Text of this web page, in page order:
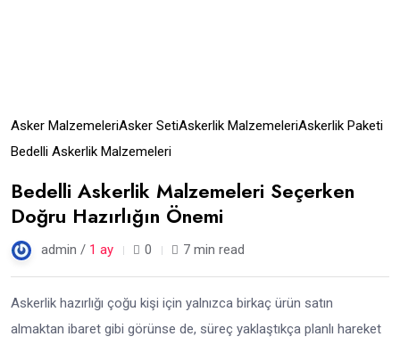
07
Tem
Asker MalzemeleriAsker SetiAskerlik MalzemeleriAskerlik Paketi
Bedelli Askerlik Malzemeleri
Bedelli Askerlik Malzemeleri Seçerken
Doğru Hazırlığın Önemi
admin / 1 ay 0 7 min read
Askerlik hazırlığı çoğu kişi için yalnızca birkaç ürün satın
almaktan ibaret gibi görünse de, süreç yaklaştıkça planlı hareket